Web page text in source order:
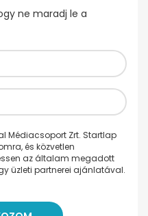
ne maradj le a
Médiacsoport Zrt. Startlap
és közvetlen
az általam megadott
üzleti partnerei ajánlatával.